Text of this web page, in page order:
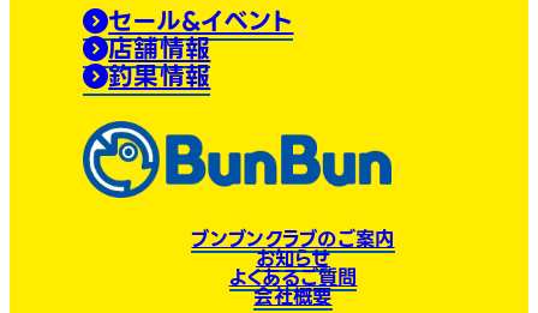
セール&イベント
店舗情報
釣果情報
ブンブンクラブのご案内
お知らせ
よくあるご質問
会社概要